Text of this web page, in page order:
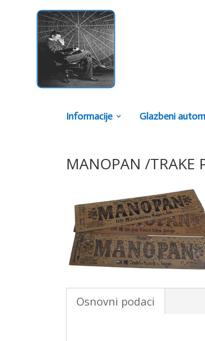
Informacije Glazbeni
MANOPAN /TRAKE
Osnovni podaci